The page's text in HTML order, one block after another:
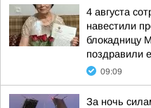
4 августа
навестили
блокадницу
поздравили
09:09
За ночь